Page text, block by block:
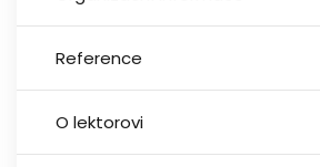
Reference
O lektorovi